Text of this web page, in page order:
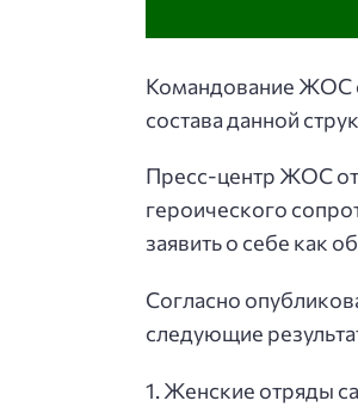
Командование ЖОС
состава данной
Пресс-центр ЖОС
героического
заявить о себе как
Согласно
следующие
1. Женские отряды